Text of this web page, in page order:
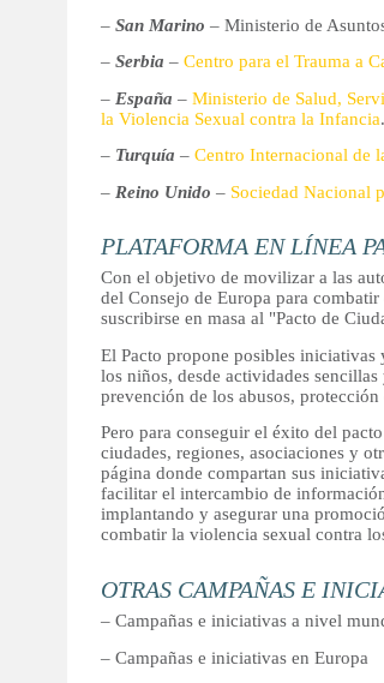
– San Marino – Ministerio de
– Serbia – Centro para el Trauma a
– España – Ministerio de Salud,
la Violencia Sexual contra la Infancia.
– Turquía – Centro Internacional de
– Reino Unido – Sociedad Nacional
PLATAFORMA EN LÍNEA
Con el objetivo de movilizar a las
del Consejo de Europa para
suscribirse en masa al "Pacto de
El Pacto propone posibles iniciativas
los niños, desde actividades sencillas
prevención de los abusos,
Pero para conseguir el éxito del
ciudades, regiones, asociaciones y
página donde compartan sus
facilitar el intercambio de
implantando y asegurar una
combatir la violencia sexual contra
OTRAS CAMPAÑAS E
– Campañas e iniciativas a nivel
– Campañas e iniciativas en Europa